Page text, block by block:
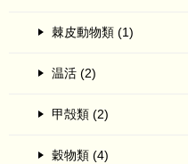
棘皮動物類 (1)
温活 (2)
甲殻類 (2)
穀物類 (4)